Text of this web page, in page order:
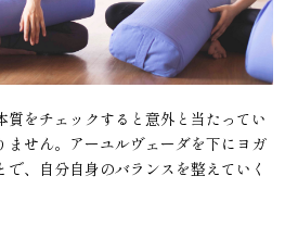
質をチェックすると意外と当たってい
ません。アーユルヴェーダを下にヨガ
、自分自身のバランスを整えていく